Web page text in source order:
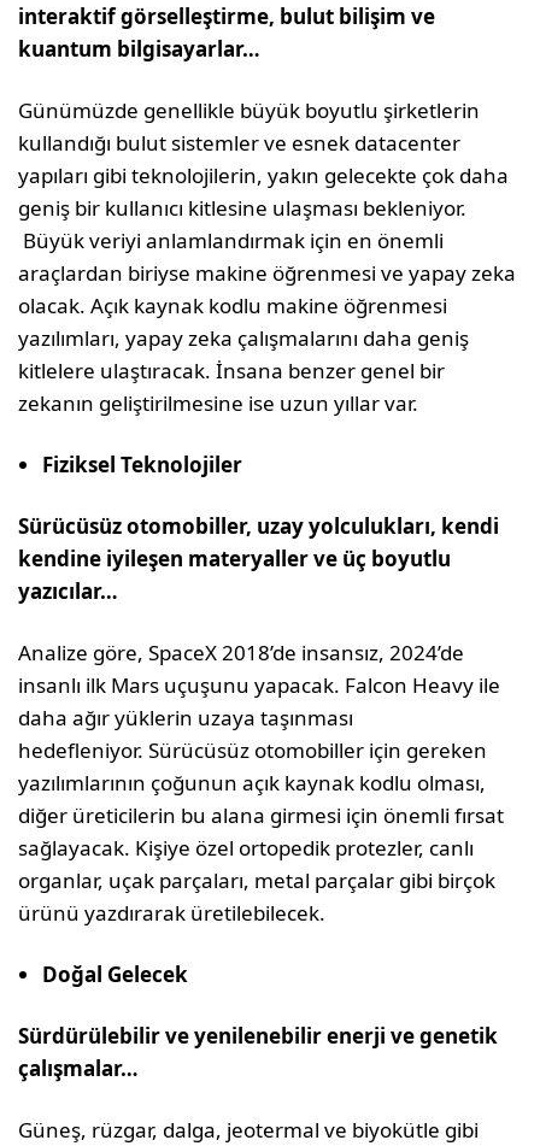
interaktif görselleştirme, bulut bilişim ve
kuantum bilgisayarlar…
Günümüzde genellikle büyük boyutlu şirketlerin
kullandığı bulut sistemler ve esnek datacenter
yapıları gibi teknolojilerin, yakın gelecekte çok daha
geniş bir kullanıcı kitlesine ulaşması bekleniyor.
Büyük veriyi anlamlandırmak için en önemli
araçlardan biriyse makine öğrenmesi ve yapay zeka
olacak. Açık kaynak kodlu makine öğrenmesi
yazılımları, yapay zeka çalışmalarını daha geniş
kitlelere ulaştıracak. İnsana benzer genel bir
zekanın geliştirilmesine ise uzun yıllar var.
Fiziksel Teknolojiler
Sürücüsüz otomobiller, uzay yolculukları, kendi
kendine iyileşen materyaller ve üç boyutlu
yazıcılar…
Analize göre, SpaceX 2018’de insansız, 2024’de
insanlı ilk Mars uçuşunu yapacak. Falcon Heavy ile
daha ağır yüklerin uzaya taşınması
hedefleniyor. Sürücüsüz otomobiller için gereken
yazılımlarının çoğunun açık kaynak kodlu olması,
diğer üreticilerin bu alana girmesi için önemli fırsat
sağlayacak. Kişiye özel ortopedik protezler, canlı
organlar, uçak parçaları, metal parçalar gibi birçok
ürünü yazdırarak üretilebilecek.
Doğal Gelecek
Sürdürülebilir ve yenilenebilir enerji ve genetik
çalışmalar…
Güneş, rüzgar, dalga, jeotermal ve biyokütle gibi